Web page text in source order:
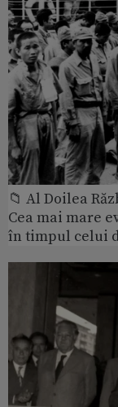
📁 Al Doilea
Cea mai mare
în timpul celui